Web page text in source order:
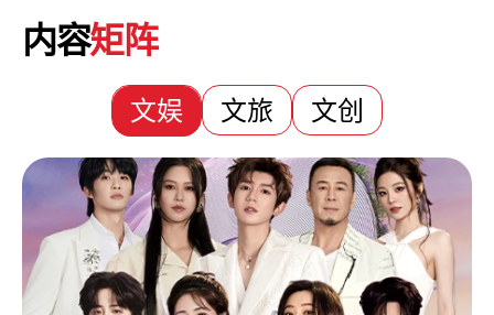
内容矩阵
文娱 文旅 文创